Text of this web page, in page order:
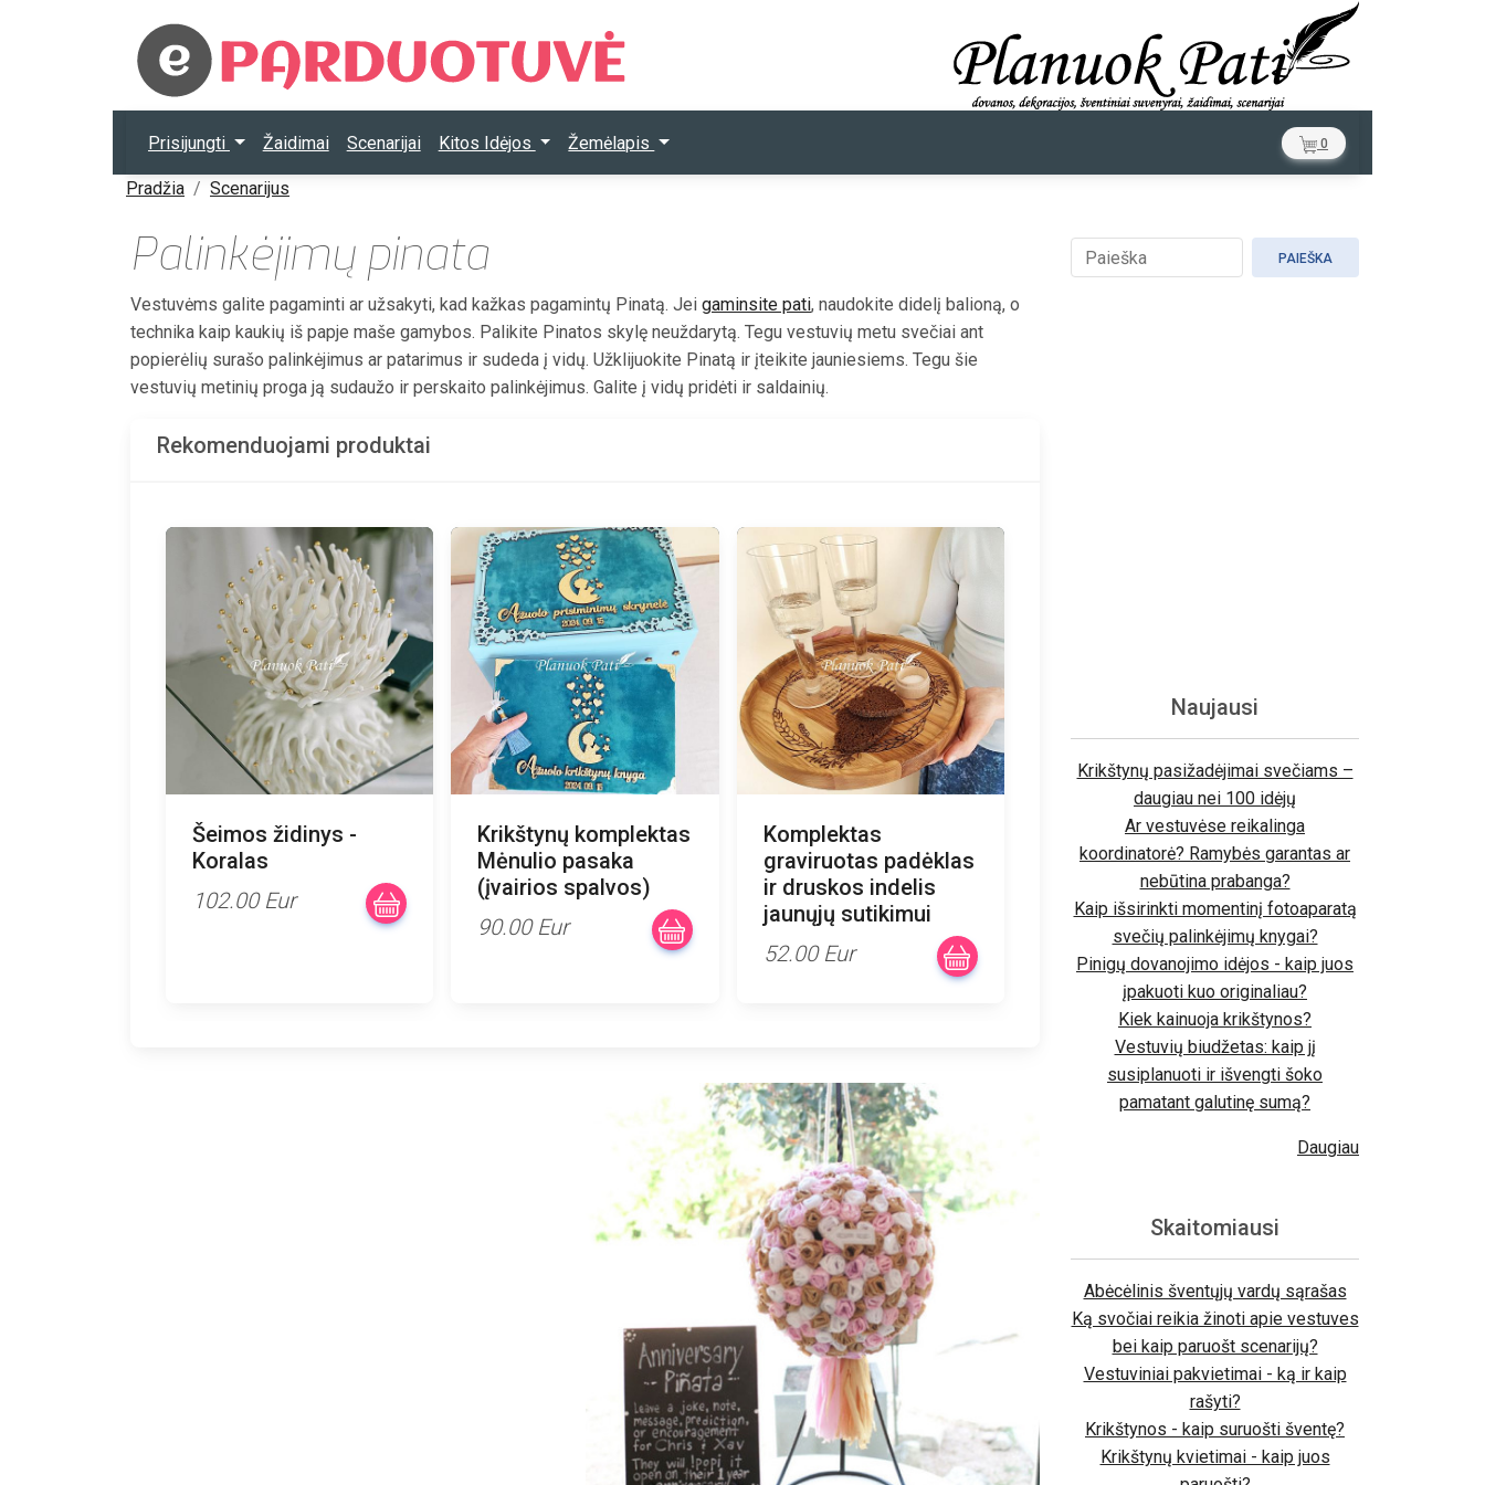
Prisijungti Žaidimai Scenarijai Kitos Idėjos Žemėlapis 0
Pradžia Scenarijus
Palinkėjimų pinata
Vestuvėms galite pagaminti ar užsakyti, kad kažkas pagamintų Pinatą. Jei gaminsite pati, naudokite didelį balioną, o
technika kaip kaukių iš papje maše gamybos. Palikite Pinatos skylę neuždarytą. Tegu vestuvių metu svečiai ant
popierėlių surašo palinkėjimus ar patarimus ir sudeda į vidų. Užklijuokite Pinatą ir įteikite jauniesiems. Tegu šie
vestuvių metinių proga ją sudaužo ir perskaito palinkėjimus. Galite į vidų pridėti ir saldainių.
Rekomenduojami produktai
Šeimos židinys -
Koralas
102.00 Eur
Krikštynų komplektas
Mėnulio pasaka
(įvairios spalvos)
90.00 Eur
Komplektas
graviruotas padėklas
ir druskos indelis
jaunųjų sutikimui
52.00 Eur
PAIEŠKA
Naujausi
Krikštynų pasižadėjimai svečiams –
daugiau nei 100 idėjų
Ar vestuvėse reikalinga
koordinatorė? Ramybės garantas ar
nebūtina prabanga?
Kaip išsirinkti momentinį fotoaparatą
svečių palinkėjimų knygai?
Pinigų dovanojimo idėjos - kaip juos
įpakuoti kuo originaliau?
Kiek kainuoja krikštynos?
Vestuvių biudžetas: kaip jį
susiplanuoti ir išvengti šoko
pamatant galutinę sumą?
Daugiau
Skaitomiausi
Abėcėlinis šventųjų vardų sąrašas
Ką svočiai reikia žinoti apie vestuves
bei kaip paruošt scenarijų?
Vestuviniai pakvietimai - ką ir kaip
rašyti?
Krikštynos - kaip suruošti šventę?
Krikštynų kvietimai - kaip juos